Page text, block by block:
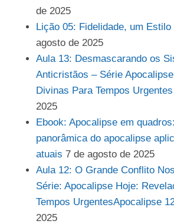
de 2025
Lição 05: Fidelidade, um Estilo
agosto de 2025
Aula 13: Desmascarando os
Anticristãos – Série
Divinas Para Tempos Urgentes
2025
Ebook: Apocalipse em
panorâmica do apocalipse
atuais 7 de agosto de 2025
Aula 12: O Grande Conflito
Série: Apocalipse Hoje:
Tempos UrgentesApocalipse
2025